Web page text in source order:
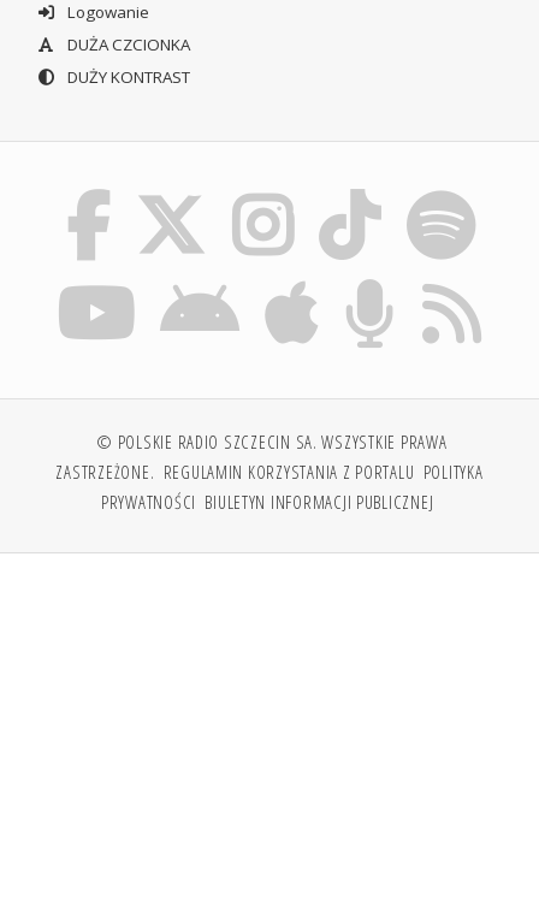
Logowanie
DUŻA CZCIONKA
DUŻY KONTRAST
© POLSKIE RADIO SZCZECIN SA. WSZYSTKIE PRAWA
ZASTRZEŻONE. REGULAMIN KORZYSTANIA Z PORTALU POLITYKA
PRYWATNOŚCI BIULETYN INFORMACJI PUBLICZNEJ